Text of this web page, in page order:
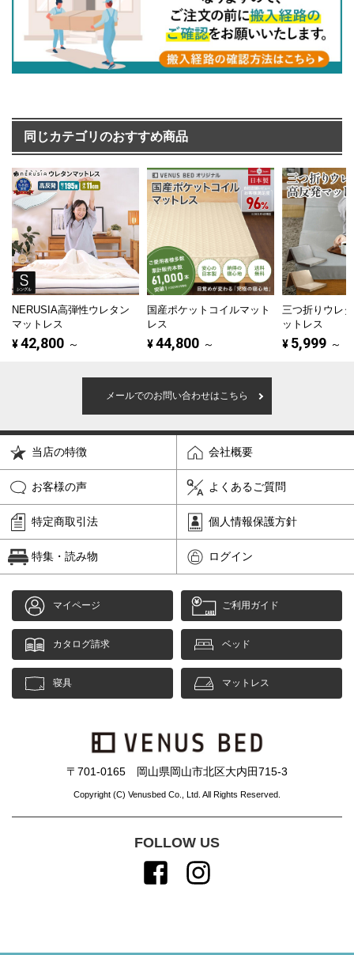
同じカテゴリのおすすめ商品
NERUSIA高弾性ウレタン
マットレス
¥42,800 ～
国産ポケットコイルマット
レス
¥44,800 ～
三つ折りウレ
ットレス
¥ 5,999 ～
メールでのお問い合わせはこちら
当店の特徴 会社概要
お客様の声 よくあるご質問
特定商取引法 個人情報保護方針
特集・読み物 ログイン
マイページ ご利用ガイド
カタログ請求 ベッド
寝具 マットレス
〒701-0165 岡山県岡山市北区大内田715-3
Copyright (C) Venusbed Co., Ltd. All Rights Reserved.
FOLLOW US